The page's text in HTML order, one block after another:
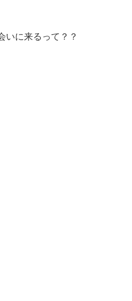
いに来るって？？